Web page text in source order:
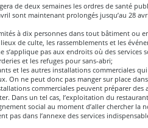
de deux semaines les ordres de santé
sont maintenant prolongés jusqu’au 28
à dix personnes dans tout bâtiment ou
de culte, les rassemblements et les
s’applique pas aux endroits où des services
et les refuges pour sans-abri;
et les autres installations commerciales
On ne peut donc pas manger sur place
commerciales peuvent préparer des
Dans un tel cas, l’exploitation du
social au moment d’aller chercher la
pas dans l’annexe des services